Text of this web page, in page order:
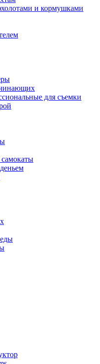
и кормушками
для съемки
самокаты